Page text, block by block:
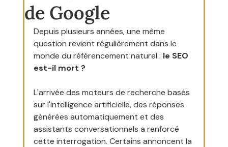
de Google
Depuis plusieurs années, une même
question revient régulièrement dans le
monde du référencement naturel : le SEO
est-il mort ?
L'arrivée des moteurs de recherche basés
sur l'intelligence artificielle, des réponses
générées automatiquement et des
assistants conversationnels a renforcé
cette interrogation. Certains annoncent la